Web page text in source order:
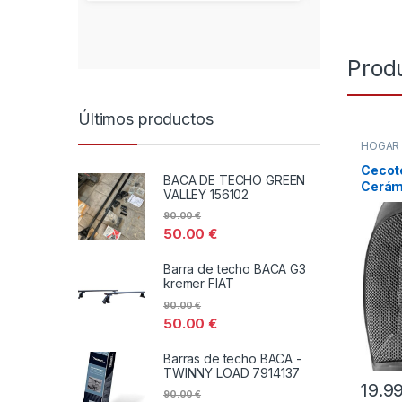
HOGAR
TODOS
6000
Últimos productos
BACA DE TECHO GREEN
VALLEY 156102
50.00€
90.00€
Barra de techo BACA G3
kremer FIAT
50.00€
90.00€
Barras de techo BACA -
TWINNY LOAD 7914137
90.00€